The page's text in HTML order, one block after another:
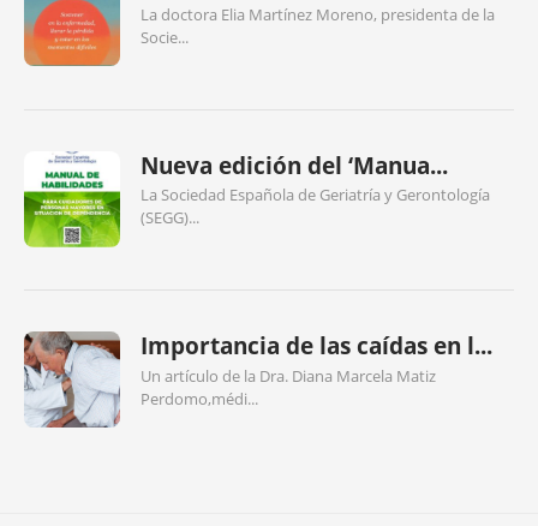
La doctora Elia Martínez Moreno, presidenta de la
Socie...
Nueva edición del ‘Manua...
La Sociedad Española de Geriatría y Gerontología
(SEGG)...
Importancia de las caídas en l...
Un artículo de la Dra. Diana Marcela Matiz
Perdomo,médi...